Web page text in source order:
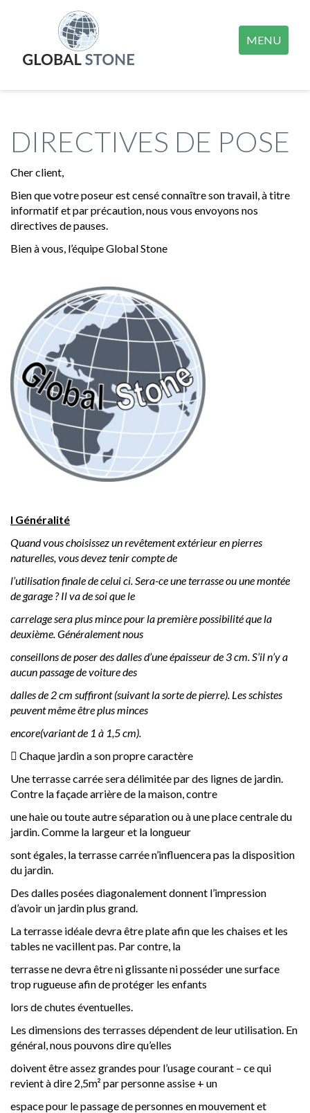
MENU
DIRECTIVES DE POSE
Cher client,
Bien que votre poseur est censé connaître son travail, à titre
informatif et par précaution, nous vous envoyons nos
directives de pauses.
Bien à vous, l’équipe Global Stone
I Généralité
Quand vous choisissez un revêtement extérieur en pierres
naturelles, vous devez tenir compte de
l’utilisation finale de celui ci. Sera-ce une terrasse ou une montée
de garage ? Il va de soi que le
carrelage sera plus mince pour la première possibilité que la
deuxième. Généralement nous
conseillons de poser des dalles d’une épaisseur de 3 cm. S’il n’y a
aucun passage de voiture des
dalles de 2 cm suffiront (suivant la sorte de pierre). Les schistes
peuvent même être plus minces
encore(variant de 1 à 1,5 cm).
 Chaque jardin a son propre caractère
Une terrasse carrée sera délimitée par des lignes de jardin.
Contre la façade arrière de la maison, contre
une haie ou toute autre séparation ou à une place centrale du
jardin. Comme la largeur et la longueur
sont égales, la terrasse carrée n’influencera pas la disposition
du jardin.
Des dalles posées diagonalement donnent l’impression
d’avoir un jardin plus grand.
La terrasse idéale devra être plate afin que les chaises et les
tables ne vacillent pas. Par contre, la
terrasse ne devra être ni glissante ni posséder une surface
trop rugueuse afin de protéger les enfants
lors de chutes éventuelles.
Les dimensions des terrasses dépendent de leur utilisation. En
général, nous pouvons dire qu’elles
doivent être assez grandes pour l’usage courant – ce qui
revient à dire 2,5m² par personne assise + un
espace pour le passage de personnes en mouvement et